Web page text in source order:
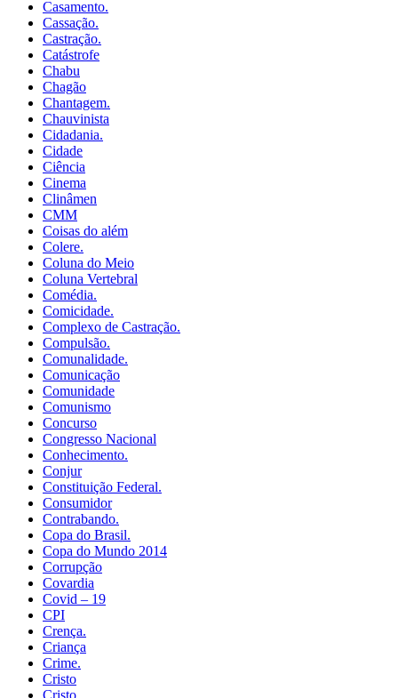
Casamento.
Cassação.
Castração.
Catástrofe
Chabu
Chagão
Chantagem.
Chauvinista
Cidadania.
Cidade
Ciência
Cinema
Clinâmen
CMM
Coisas do além
Colere.
Coluna do Meio
Coluna Vertebral
Comédia.
Comicidade.
Complexo de Castração.
Compulsão.
Comunalidade.
Comunicação
Comunidade
Comunismo
Concurso
Congresso Nacional
Conhecimento.
Conjur
Constituição Federal.
Consumidor
Contrabando.
Copa do Brasil.
Copa do Mundo 2014
Corrupção
Covardia
Covid – 19
CPI
Crença.
Criança
Crime.
Cristo